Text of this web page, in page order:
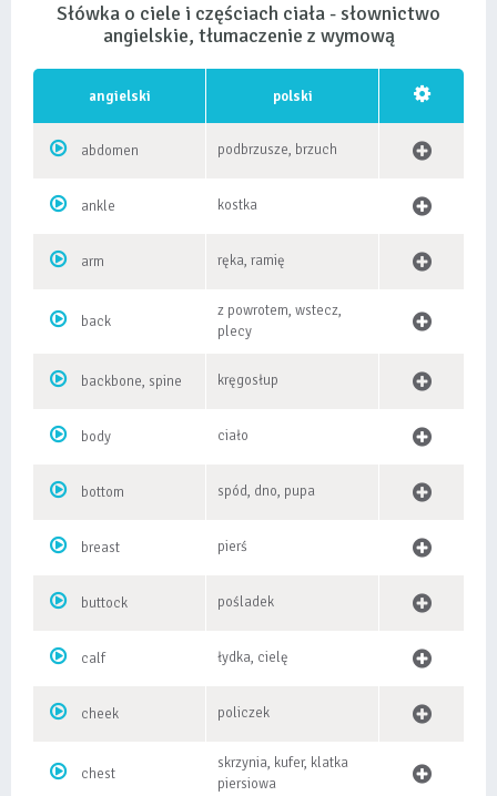
Słówka o ciele i częściach ciała - słownictwo
angielskie, tłumaczenie z wymową
angielski polski
abdomen podbrzusze, brzuch
ankle kostka
arm ręka, ramię
back
z powrotem, wstecz,
plecy
backbone, spine kręgosłup
body ciało
bottom spód, dno, pupa
breast pierś
buttock pośladek
calf łydka, cielę
cheek policzek
chest
skrzynia, kufer, klatka
piersiowa